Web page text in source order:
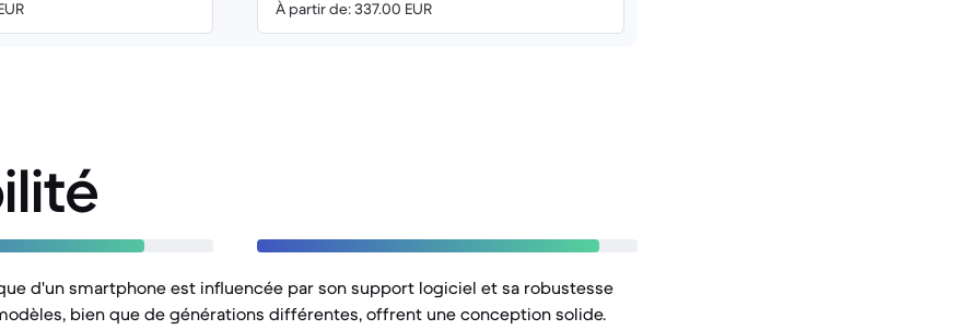
À partir de: 337.00 EUR
d'un smartphone est influencée par son support logiciel et sa robustesse
bien que de générations différentes, offrent une conception solide.